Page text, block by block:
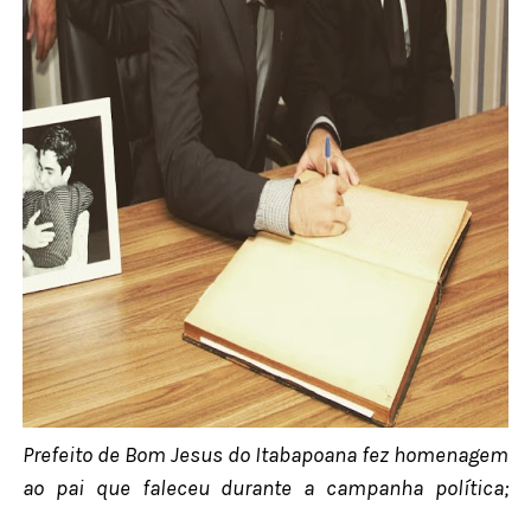
Prefeito de Bom Jesus do Itabapoana fez homenagem
ao pai que faleceu durante a campanha política;